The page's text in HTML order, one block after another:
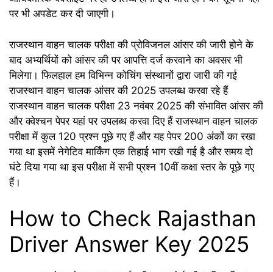
पर भी अपडेट कर दी जाएगी।
राजस्थान वाहन चालक परीक्षा की प्रोविजनल आंसर की जारी होने के
बाद अभ्यर्थियों को आंसर की पर आपत्ति दर्ज करवाने का अवसर भी
मिलेगा। फिलहाल हम विभिन्न कोचिंग संस्थानों द्वारा जारी की गई
राजस्थान वाहन चालक आंसर की 2025 उपलब्ध करवा रहे हैं
राजस्थान वाहन चालक परीक्षा 23 नवंबर 2025 की संभावित आंसर की
और क्वेश्चन पेपर यहां पर उपलब्ध करवा दिए हैं राजस्थान वाहन चालक
परीक्षा में कुल 120 प्रश्न पूछे गए हैं और यह पेपर 200 अंकों का रखा
गया था इसमें नेगेटिव मार्किंग एक तिहाई भाग रखी गई है और समय दो
घंटे दिया गया था इस परीक्षा में सभी प्रश्न 10वीं कक्षा स्तर के पूछे गए
हैं।
How to Check Rajasthan
Driver Answer Key 2025